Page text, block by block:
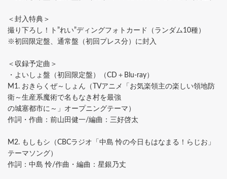
＜封入特典＞
撮り下ろし！ト”れい”ディングフォトカード（ランダム10種）
※初回限定盤、通常盤（初回プレス分）に封入
＜収録予定曲＞
・よいしょ盤（初回限定盤）（CD＋Blu-ray）
M1. おきらくぜ～しょん（TVアニメ「お気楽領主の楽しい領地防
衛～生産系魔術で名もなき村を最強
の城塞都市に～」オープニングテーマ）
作詞・作曲：前山田健一/編曲：三好啓太
M2. もしもシ（CBCラジオ「中島 怜の今日もはなまる！らじお」
テーマソング）
作詞：中島 怜/作曲・編曲：星銀乃丈